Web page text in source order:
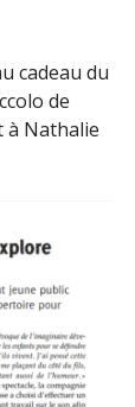
cadeau du
de
à Nathalie